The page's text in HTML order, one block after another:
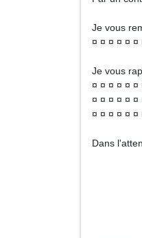
Je vous
¤ ¤ ¤ ¤ ¤ ¤
Je vous
¤ ¤ ¤ ¤ ¤ ¤
¤ ¤ ¤ ¤ ¤ ¤
¤ ¤ ¤ ¤ ¤ ¤
Dans